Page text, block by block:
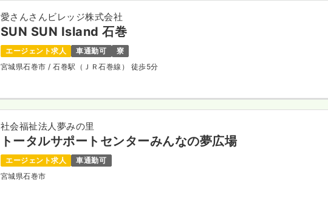
愛さんさんビレッジ株式会社
SUN SUN Island 石巻
エージェント求人 車通勤可
寮
宮城県石巻市/ 石巻駅（ＪＲ石巻線） 徒歩5分
社会福祉法人夢みの里
トータルサポートセンターみんなの夢広場
エージェント求人
車通勤可
宮城県石巻市